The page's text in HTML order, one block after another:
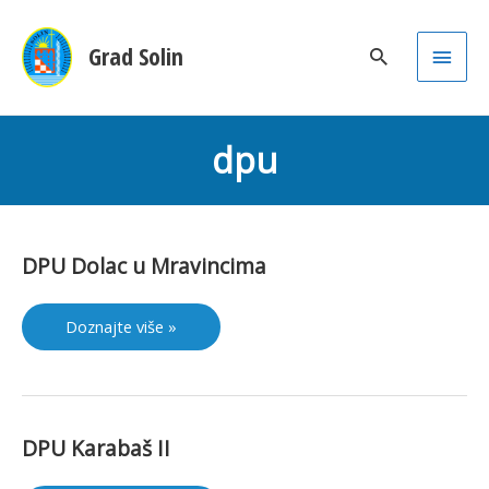
Grad Solin
Main
dpu
DPU Dolac u Mravincima
DPU
Dolac
Mravincima
Doznajte više »
DPU Karabaš II